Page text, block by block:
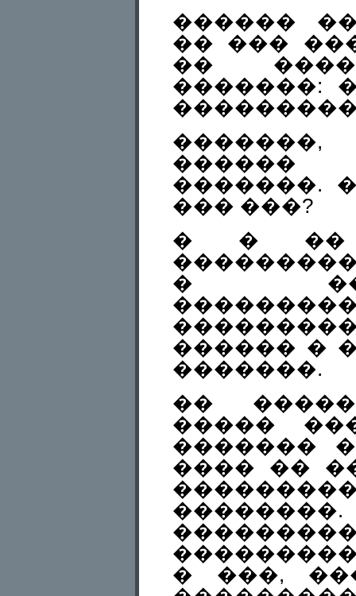
������
�� ���
��
�������:
�������.
��� ���?
� � ��
�
������ �
�������.
��
�����
�������
���� ��
� ���,